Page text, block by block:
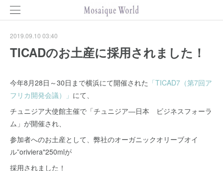
2019.09.10 03:40
TICADのお土産に採用されました！
今年8月28日～30日まで横浜にて開催された 「TICAD7（第7回ア
フリカ開発会議）」 にて、
チュニジア大使館主催で「チュニジア―日本 ビジネスフォーラ
ム」が開催され、
参加者へのお土産として、弊社のオーガニックオリーブオイ
ル”oriviera"250mlが
採用されました！